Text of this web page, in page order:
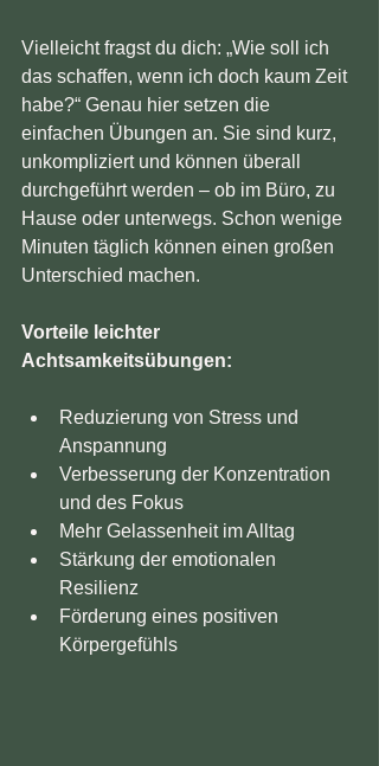
Vielleicht fragst du dich: „Wie soll ich
das schaffen, wenn ich doch kaum Zeit
habe?“ Genau hier setzen die
einfachen Übungen an. Sie sind kurz,
unkompliziert und können überall
durchgeführt werden – ob im Büro, zu
Hause oder unterwegs. Schon wenige
Minuten täglich können einen großen
Unterschied machen.
Vorteile leichter
Achtsamkeitsübungen:
Reduzierung von Stress und
Anspannung
Verbesserung der Konzentration
und des Fokus
Mehr Gelassenheit im Alltag
Stärkung der emotionalen
Resilienz
Förderung eines positiven
Körpergefühls